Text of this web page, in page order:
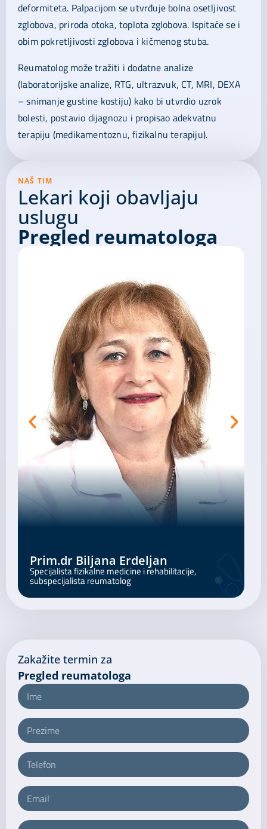
deformiteta. Palpacijom se utvrđuje bolna osetljivost
zglobova, priroda otoka, toplota zglobova. Ispitaće se i
obim pokretljivosti zglobova i kičmenog stuba.
Reumatolog može tražiti i dodatne analize
(laboratorijske analize, RTG, ultrazvuk, CT, MRI, DEXA
– snimanje gustine kostiju) kako bi utvrdio uzrok
bolesti, postavio dijagnozu i propisao adekvatnu
terapiju (medikamentoznu, fizikalnu terapiju).
NAŠ TIM
Lekari koji obavljaju
uslugu
Pregled reumatologa
Prim.dr Biljana Erdeljan
Specijalista fizikalne medicine i rehabilitacije,
subspecijalista reumatolog
Zakažite termin za ​
Pregled reumatologa